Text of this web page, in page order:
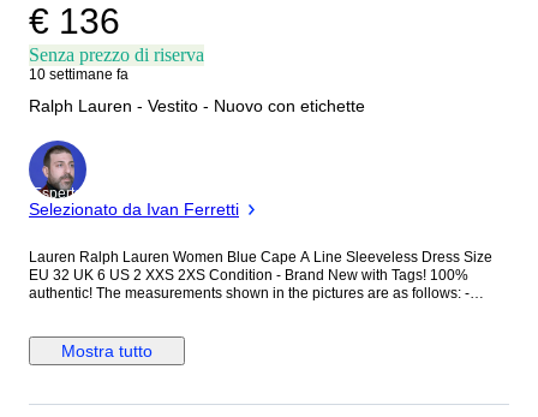
€ 136
Senza prezzo di riserva
10 settimane fa
Ralph Lauren - Vestito - Nuovo con etichette
Esperto
Selezionato da Ivan Ferretti
Lauren Ralph Lauren Women Blue Cape A Line Sleeveless Dress Size
EU 32 UK 6 US 2 XXS 2XS Condition - Brand New with Tags! 100%
authentic! The measurements shown in the pictures are as follows: -
Mostra tutto